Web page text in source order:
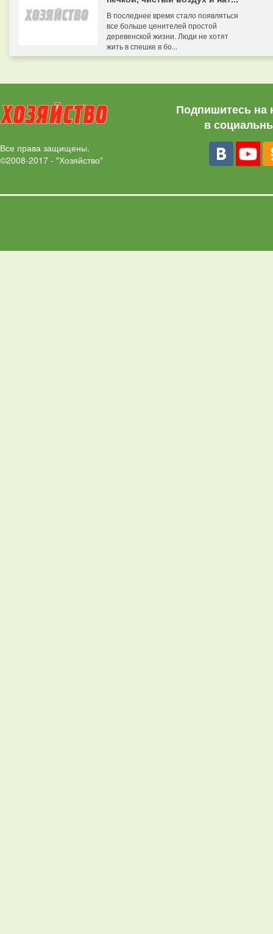
В последнее время стало появляться
все больше ценителей простой
деревенской жизни. Люди не хотят
жить в спешке в бо...
Все права защищены.
©2008-2017 - "Хозяйство"
Подпишитесь на
в